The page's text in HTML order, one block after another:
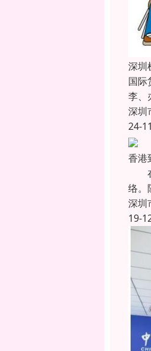
深圳
国际
李、
深圳
24-
香港
在
络。
深圳
19-